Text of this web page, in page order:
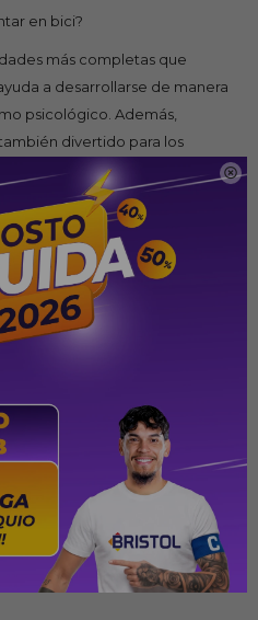

en bici?
más completas que
a desarrollarse de manera
psicológico. Además,
divertido para los
aumentan su resistencia
que influyen de manera
a la vez que se divierten.
y traseras.